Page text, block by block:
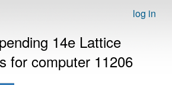
log in
14e Lattice
for computer 11206